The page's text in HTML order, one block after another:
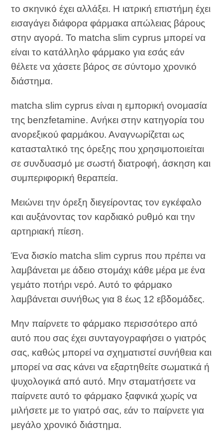
το σκηνικό έχει αλλάξει. Η ιατρική επιστήμη έχει
εισαγάγει διάφορα φάρμακα απώλειας βάρους
στην αγορά. Το matcha slim cyprus μπορεί να
είναι το κατάλληλο φάρμακο για εσάς εάν
θέλετε να χάσετε βάρος σε σύντομο χρονικό
διάστημα.
matcha slim cyprus είναι η εμπορική ονομασία
της benzfetamine. Ανήκει στην κατηγορία του
ανορεξικού φαρμάκου. Αναγνωρίζεται ως
κατασταλτικό της όρεξης που χρησιμοποιείται
σε συνδυασμό με σωστή διατροφή, άσκηση και
συμπεριφορική θεραπεία.
Μειώνει την όρεξη διεγείροντας τον εγκέφαλο
και αυξάνοντας τον καρδιακό ρυθμό και την
αρτηριακή πίεση.
Ένα δισκίο matcha slim cyprus που πρέπει να
λαμβάνεται με άδειο στομάχι κάθε μέρα με ένα
γεμάτο ποτήρι νερό. Αυτό το φάρμακο
λαμβάνεται συνήθως για 8 έως 12 εβδομάδες.
Μην παίρνετε το φάρμακο περισσότερο από
αυτό που σας έχει συνταγογραφήσει ο γιατρός
σας, καθώς μπορεί να σχηματιστεί συνήθεια και
μπορεί να σας κάνει να εξαρτηθείτε σωματικά ή
ψυχολογικά από αυτό. Μην σταματήσετε να
παίρνετε αυτό το φάρμακο ξαφνικά χωρίς να
μιλήσετε με το γιατρό σας, εάν το παίρνετε για
μεγάλο χρονικό διάστημα.